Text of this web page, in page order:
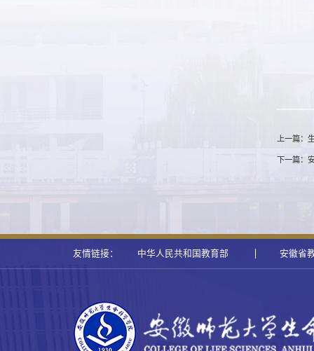
上一篇：
下一篇：
友情链接： 中华人民共和国教育部 安徽省